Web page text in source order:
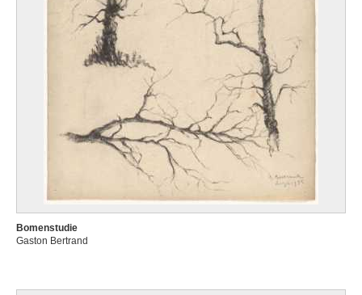
Bomenstudie
Gaston Bertrand